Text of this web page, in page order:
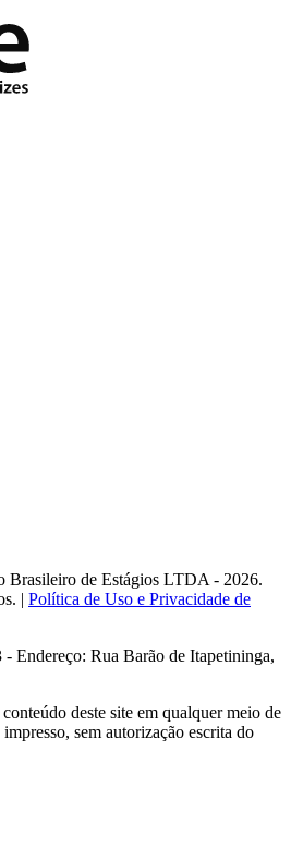
de Estágios LTDA - 2026.
| Política de Uso e Privacidade de
Endereço: Rua Barão de Itapetininga,
deste site em qualquer meio de
sem autorização escrita do